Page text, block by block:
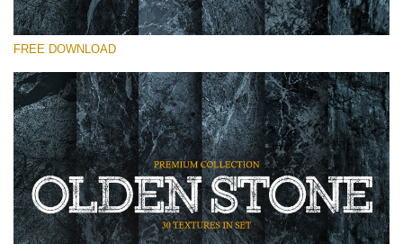
Please select
Small 800*533px
Olden Stone
(30 Textures)
Large 6000*4000px
Entire Collection
FREE DOWNLOAD